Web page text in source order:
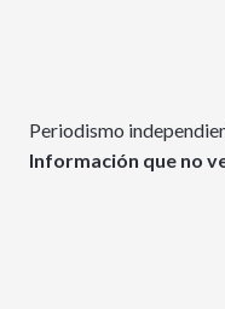
Periodismo
Información que no